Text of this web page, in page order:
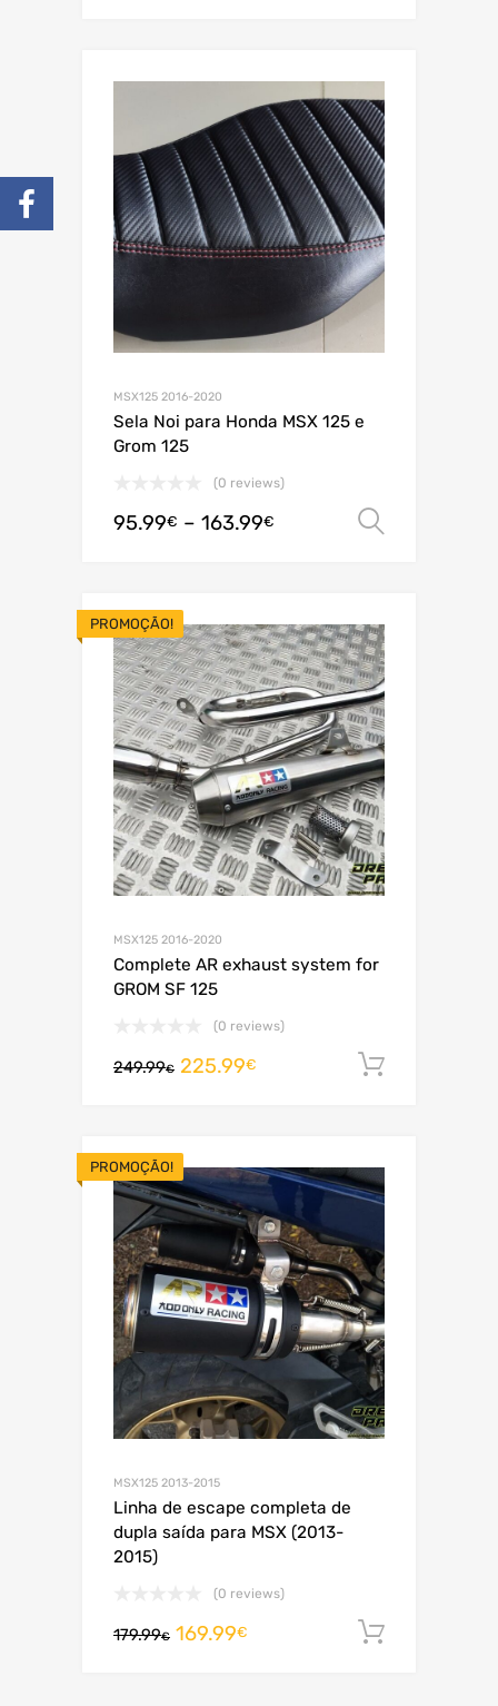
MSX125 2016-2020
Sela Noi para Honda MSX 125 e
Grom 125
(0 reviews)
95.99€ – 163.99€
PROMOÇÃO!
MSX125 2016-2020
Complete AR exhaust system for
GROM SF 125
(0 reviews)
249.99€ 225.99€
PROMOÇÃO!
MSX125 2013-2015
Linha de escape completa de
dupla saída para MSX (2013-
2015)
(0 reviews)
179.99€ 169.99€